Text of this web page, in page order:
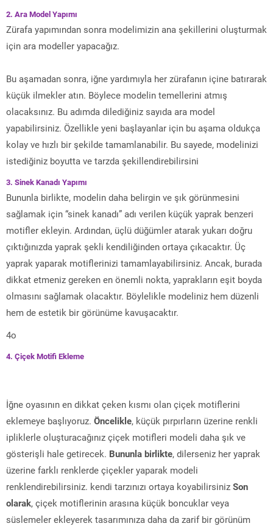
2. Ara Model Yapımı
Zürafa yapımından sonra modelimizin ana şekillerini oluşturmak
için ara modeller yapacağız.
Bu aşamadan sonra, iğne yardımıyla her zürafanın içine batırarak
küçük ilmekler atın. Böylece modelin temellerini atmış
olacaksınız. Bu adımda dilediğiniz sayıda ara model
yapabilirsiniz. Özellikle yeni başlayanlar için bu aşama oldukça
kolay ve hızlı bir şekilde tamamlanabilir. Bu sayede, modelinizi
istediğiniz boyutta ve tarzda şekillendirebilirsini
3. Sinek Kanadı Yapımı
Bununla birlikte, modelin daha belirgin ve şık görünmesini
sağlamak için “sinek kanadı” adı verilen küçük yaprak benzeri
motifler ekleyin. Ardından, üçlü düğümler atarak yukarı doğru
çıktığınızda yaprak şekli kendiliğinden ortaya çıkacaktır. Üç
yaprak yaparak motiflerinizi tamamlayabilirsiniz. Ancak, burada
dikkat etmeniz gereken en önemli nokta, yaprakların eşit boyda
olmasını sağlamak olacaktır. Böylelikle modeliniz hem düzenli
hem de estetik bir görünüme kavuşacaktır.
4o
4. Çiçek Motifi Ekleme
İğne oyasının en dikkat çeken kısmı olan çiçek motiflerini
eklemeye başlıyoruz. Öncelikle, küçük pırpırların üzerine renkli
ipliklerle oluşturacağınız çiçek motifleri modeli daha şık ve
gösterişli hale getirecek. Bununla birlikte, dilerseniz her yaprak
üzerine farklı renklerde çiçekler yaparak modeli
renklendirebilirsiniz. kendi tarzınızı ortaya koyabilirsiniz Son
olarak, çiçek motiflerinin arasına küçük boncuklar veya
süslemeler ekleyerek tasarımınıza daha da zarif bir görünüm